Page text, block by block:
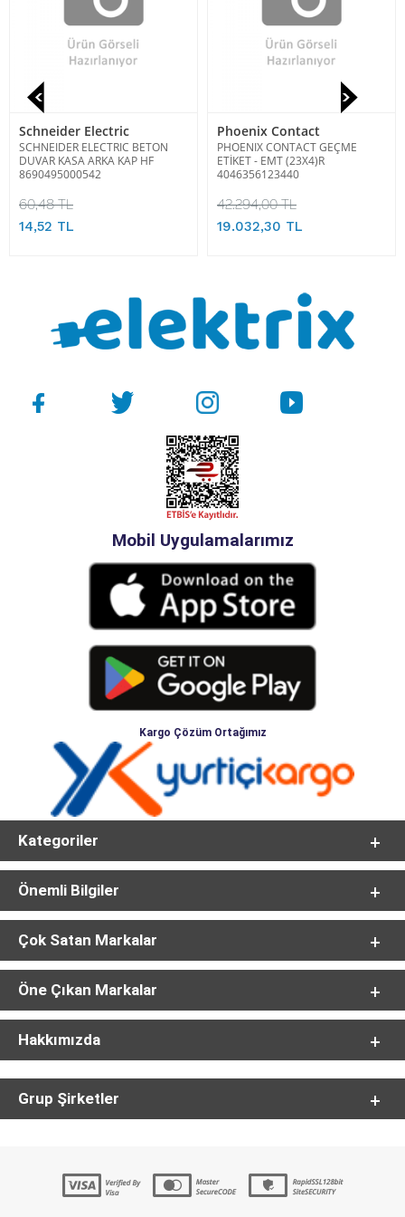
Schneider Electric
SCHNEIDER ELECTRIC BETON
DUVAR KASA ARKA KAP HF
8690495000542
60,48 TL
14,52 TL
Phoenix Contact
PHOENIX CONTACT GEÇME
ETİKET - EMT (23X4)R
4046356123440
42.294,00 TL
19.032,30 TL
Mobil Uygulamalarımız
Kargo Çözüm Ortağımız
Kategoriler
Önemli Bilgiler
Çok Satan Markalar
Öne Çıkan Markalar
Hakkımızda
Grup Şirketler